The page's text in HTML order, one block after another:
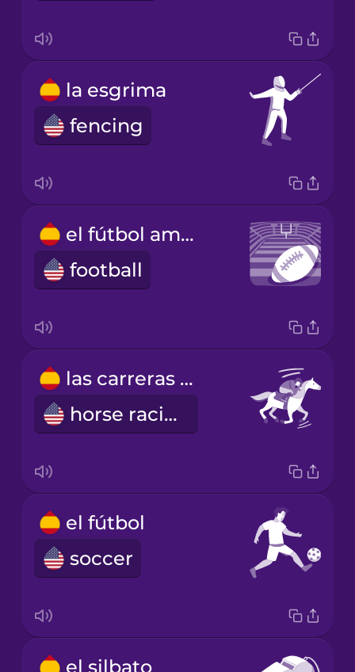
la esgrima
fencing
el fútbol americano
football
las carreras de caballos
horse racing
el fútbol
soccer
el silbato